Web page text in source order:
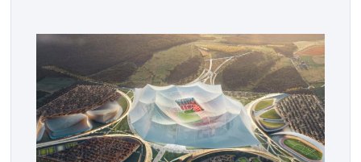
لبؤات الأطلس قد تأهلن إلى الدور ربع النهائي بعد تصدرهن
المجموعة الأولى برصيد سبع نقاط، حصدنها من انتصارين
وتعادل، فيما بلغ […]